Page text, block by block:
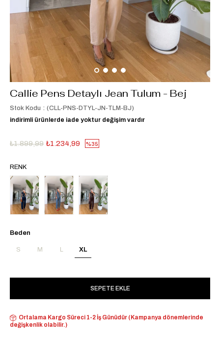
Callie Pens Detaylı Jean Tulum - Bej
Stok Kodu
(CLL-PNS-DTYL-JN-TLM-BJ)
indirimli ürünlerde iade yoktur değişim vardır
₺1.899,99 ₺1.234,99 35
RENK
Tükendi Tükendi Tükendi
Beden
S M L XL
Ortalama Kargo Süreci 1-2 İş Günüdür (Kampanya dönemlerinde
değişkenlik olabilir.)